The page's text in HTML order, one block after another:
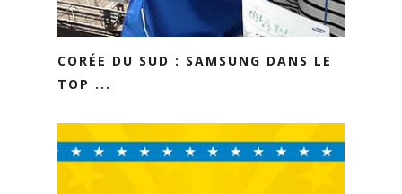
CORÉE DU SUD : SAMSUNG DANS LE
TOP ...